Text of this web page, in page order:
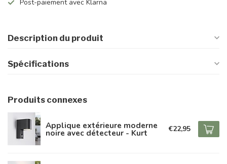
Post-paiement avec Klarna
Description du produit
Spécifications
Produits connexes
Applique extérieure moderne
noire avec détecteur - Kurt €22,95